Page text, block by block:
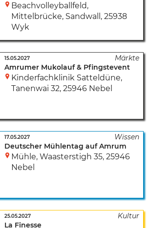
Beachvolleyballfeld,
Mittelbrücke, Sandwall , 25938
Wyk
15.05.2027
Amrumer Mukolauf & Pfingstevent
Kinderfachklinik Satteldüne,
Tanenwai 32, 25946 Nebel
17.05.2027
Deutscher Mühlentag auf Amrum
Mühle, Waasterstigh 35, 25946
Nebel
25.05.2027
La Finesse